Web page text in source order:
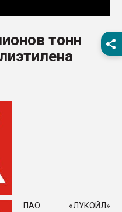
бутылок
Материал поверхности
вакуумного
тонн
ПАО «ЛУКОЙЛ»